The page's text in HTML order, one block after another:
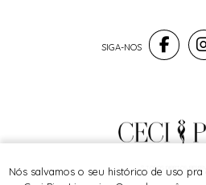
® TODOS DIREITOS
Nós salvamos o seu histórico de uso